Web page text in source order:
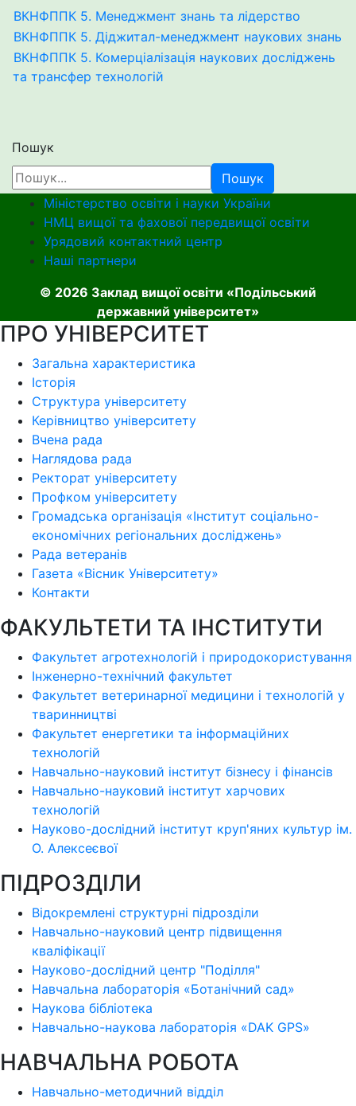
ВКНФППК 5. Менеджмент знань та лідерство
ВКНФППК 5. Діджитал-менеджмент наукових знань
ВКНФППК 5. Комерціалізація наукових досліджень
та трансфер технологій
Пошук
Пошук
Міністерство освіти і науки України
НМЦ вищої та фахової передвищої освіти
Урядовий контактний центр
Наші партнери
© 2026 Заклад вищої освіти «Подільський
державний університет»
ПРО УНІВЕРСИТЕТ
Загальна характеристика
Історія
Структура університету
Керівництво університету
Вчена рада
Наглядова рада
Ректорат університету
Профком університету
Громадська організація «Інститут соціально-
економічних регіональних досліджень»
Рада ветеранів
Газета «Вісник Університету»
Контакти
ФАКУЛЬТЕТИ ТА ІНСТИТУТИ
Факультет агротехнологій і природокористування
Інженерно-технічний факультет
Факультет ветеринарної медицини і технологій у
тваринництві
Факультет енергетики та інформаційних
технологій
Навчально-науковий інститут бізнесу і фінансів
Навчально-науковий інститут харчових
технологій
Науково-дослідний інститут круп'яних культур ім.
О. Алексеєвої
ПІДРОЗДІЛИ
Відокремлені структурні підрозділи
Навчально-науковий центр підвищення
кваліфікації
Науково-дослідний центр "Поділля"
Навчальна лабораторія «Ботанічний сад»
Наукова бібліотека
Навчально-наукова лабораторія «DAK GPS»
НАВЧАЛЬНА РОБОТА
Навчально-методичний відділ